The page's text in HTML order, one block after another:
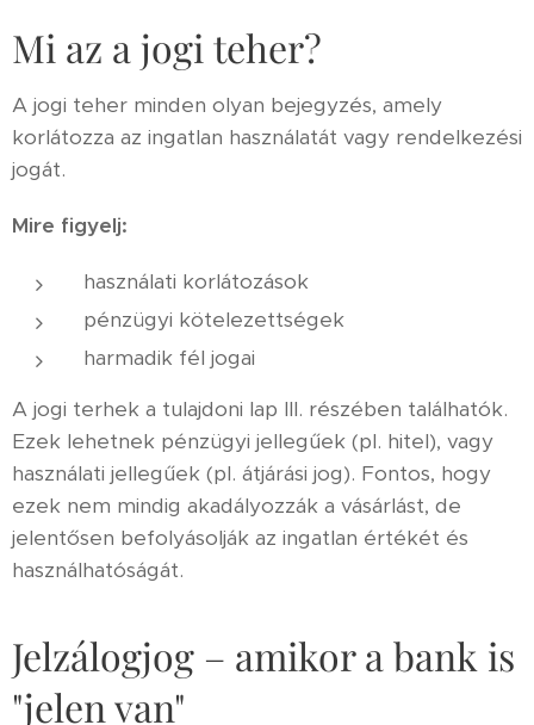
Mi az a jogi teher?
A jogi teher minden olyan bejegyzés, amely
korlátozza az ingatlan használatát vagy rendelkezési
jogát.
Mire figyelj:
használati korlátozások
pénzügyi kötelezettségek
harmadik fél jogai
A jogi terhek a tulajdoni lap III. részében találhatók.
Ezek lehetnek pénzügyi jellegűek (pl. hitel), vagy
használati jellegűek (pl. átjárási jog). Fontos, hogy
ezek nem mindig akadályozzák a vásárlást, de
jelentősen befolyásolják az ingatlan értékét és
használhatóságát.
Jelzálogjog – amikor a bank is
"jelen van"